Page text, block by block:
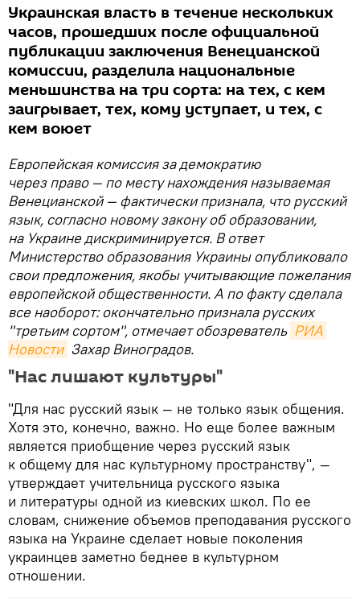
Украинская власть в течение нескольких
часов, прошедших после официальной
публикации заключения Венецианской
комиссии, разделила национальные
меньшинства на три сорта: на тех, с кем
заигрывает, тех, кому уступает, и тех, с
кем воюет
Европейская комиссия за демократию
через право — по месту нахождения называемая
Венецианской — фактически признала, что русский
язык, согласно новому закону об образовании,
на Украине дискриминируется. В ответ
Министерство образования Украины опубликовало
свои предложения, якобы учитывающие пожелания
европейской общественности. А по факту сделала
все наоборот: окончательно признала русских
"третьим сортом", отмечает обозреватель РИА
Новости Захар Виноградов.
"Нас лишают культуры"
"Для нас русский язык — не только язык общения.
Хотя это, конечно, важно. Но еще более важным
является приобщение через русский язык
к общему для нас культурному пространству", —
утверждает учительница русского языка
и литературы одной из киевских школ. По ее
словам, снижение объемов преподавания русского
языка на Украине сделает новые поколения
украинцев заметно беднее в культурном
отношении.